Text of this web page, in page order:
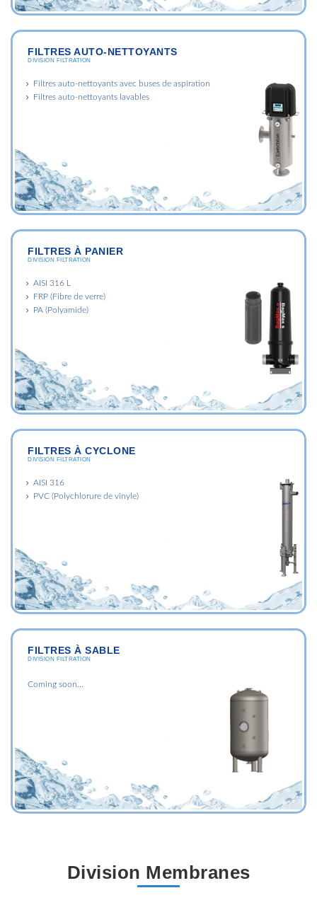
FILTRES AUTO-NETTOYANTS
DIVISION FILTRATION
Filtres auto-nettoyants avec buses de aspiration
Filtres auto-nettoyants lavables
FILTRES À PANIER
DIVISION FILTRATION
AISI 316 L
FRP (Fibre de verre)
PA (Polyamide)
FILTRES À CYCLONE
DIVISION FILTRATION
AISI 316
PVC (Polychlorure de vinyle)
FILTRES À SABLE
DIVISION FILTRATION
Coming soon...
Division Membranes